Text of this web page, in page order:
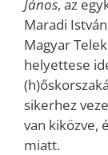
János, az
Maradi
Magyar
helyettese
sikerhez
van kiközve,
miatt.